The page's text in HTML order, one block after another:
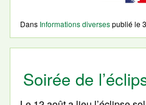
Dans Informations diversespublié le
Soirée de